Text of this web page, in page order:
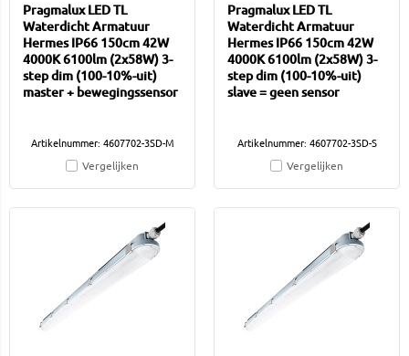
Pragmalux LED TL
Waterdicht Armatuur
Hermes IP66 150cm 42W
4000K 6100lm (2x58W) 3-
step dim (100-10%-uit)
master + bewegingssensor
Artikelnummer: 4607702-3SD-M
Vergelijken
Pragmalux LED TL
Waterdicht Armatuur
Hermes IP66 150cm 42W
4000K 6100lm (2x58W) 3-
step dim (100-10%-uit)
slave = geen sensor
Artikelnummer: 4607702-3SD-S
Vergelijken